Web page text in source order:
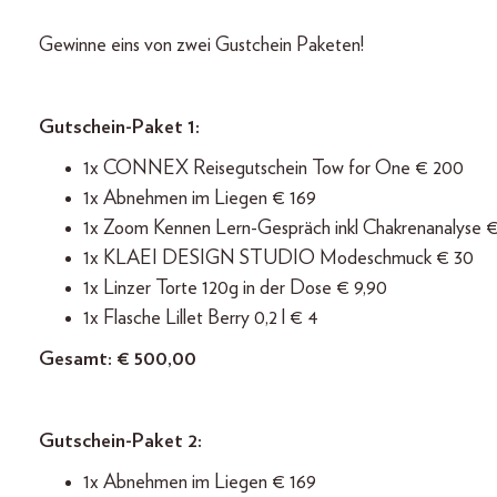
Gewinne eins von zwei Gustchein Paketen!
Gutschein-Paket 1:
1x CONNEX Reisegutschein Tow for One € 200
1x Abnehmen im Liegen € 169
1x Zoom Kennen Lern-Gespräch inkl Chakrenanalyse
1x KLAEI DESIGN STUDIO Modeschmuck € 30
1x Linzer Torte 120g in der Dose € 9,90
1x Flasche Lillet Berry 0,2 l € 4
Gesamt: € 500,00
Gutschein-Paket 2:
1x Abnehmen im Liegen € 169